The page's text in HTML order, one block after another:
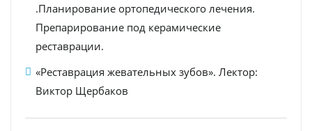
.Планирование ортопедического лечения.
Препарирование под керамические
реставрации.
«Реставрация жевательных зубов». Лектор:
Виктор Щербаков